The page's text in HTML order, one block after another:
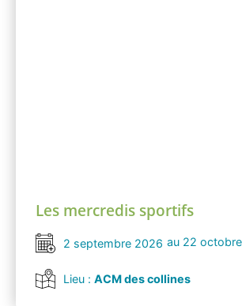
Les mercredis sportifs
2 septembre 2026 au 22
Lieu : ACM des collines